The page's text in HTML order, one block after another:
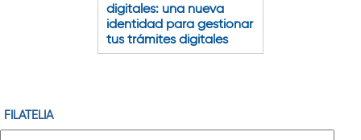
digitales: una nueva
identidad para gestionar
tus trámites digitales
FILATELIA